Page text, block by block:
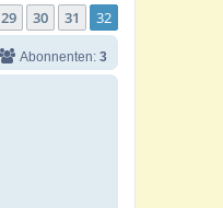
29 30 31 32
Abonnenten: 3